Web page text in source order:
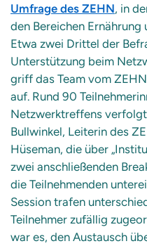
Umfrage des ZEHN, in
den Bereichen
Etwa zwei Drittel der
Unterstützung beim
griff das Team vom
auf. Rund 90
Netzwerktreffens
Bullwinkel, Leiterin des
Hüseman, die über
zwei anschließenden
die Teilnehmenden
Session trafen
Teilnehmer zufällig
war es, den Austausch